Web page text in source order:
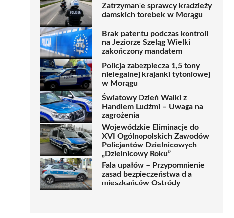
Zatrzymanie sprawcy kradzieży
damskich torebek w Morągu
Brak patentu podczas kontroli
na Jeziorze Szeląg Wielki
zakończony mandatem
Policja zabezpiecza 1,5 tony
nielegalnej krajanki tytoniowej
w Morągu
Światowy Dzień Walki z
Handlem Ludźmi – Uwaga na
zagrożenia
Wojewódzkie Eliminacje do
XVI Ogólnopolskich Zawodów
Policjantów Dzielnicowych
„Dzielnicowy Roku”
Fala upałów – Przypomnienie
zasad bezpieczeństwa dla
mieszkańców Ostródy